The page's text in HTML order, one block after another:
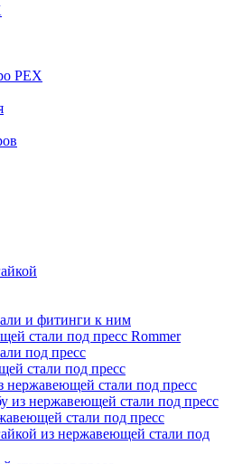
PEX
и фитинги к ним
стали под пресс Rommer
под пресс
стали под пресс
стали под пресс
из нержавеющей стали под пресс
стали под пресс
из нержавеющей стали под